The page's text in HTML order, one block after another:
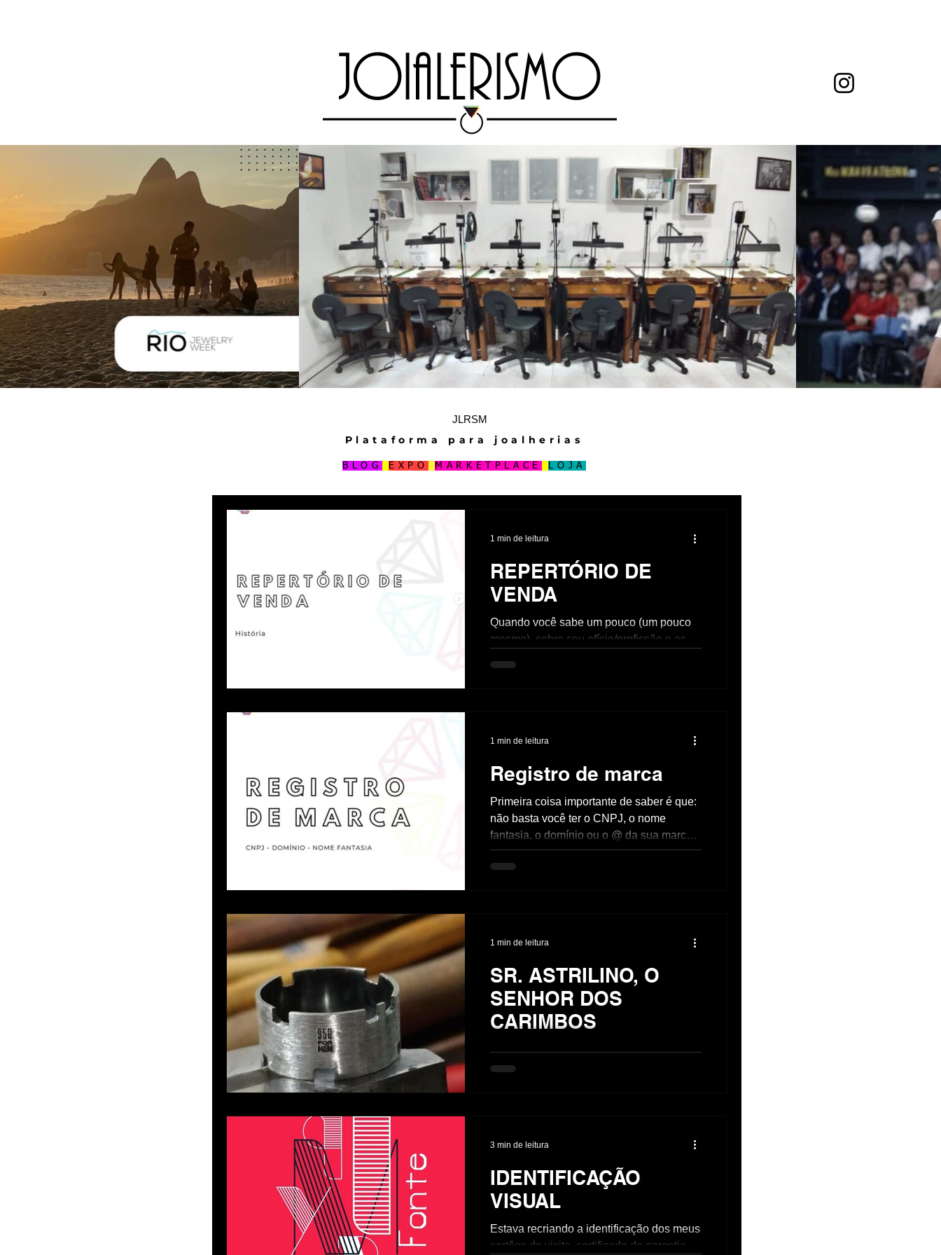
JOIALERISMO
Plataforma para joalherias
BLOG EXPO MARKETPLACE LOJA
JLRSM
REPERTÓRIO DE
VENDA
Quando você sabe um pouco (um pouco
mesmo), sobre seu ofício/profissão e as
1 min de leitura
Registro de marca
Primeira coisa importante de saber é que:
não basta você ter o CNPJ, o nome
fantasia, o domínio ou o @ da sua marca
para você ter...
1 min de leitura
SR. ASTRILINO, O
SENHOR DOS
CARIMBOS
Conheço Sr. Astrilino e seu filho
Alexandre uns 14 anos, um amigo me
1 min de leitura
IDENTIFICAÇÃO
VISUAL
Estava recriando a identificação dos meus
cartões de visita, certificado de garantia,
3 min de leitura